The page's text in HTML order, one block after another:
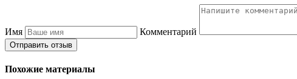
Имя Комментарий
Отправить отзыв
Похожие материалы